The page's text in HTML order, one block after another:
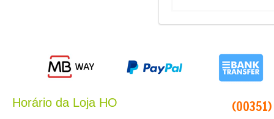
Horário da Loja HO